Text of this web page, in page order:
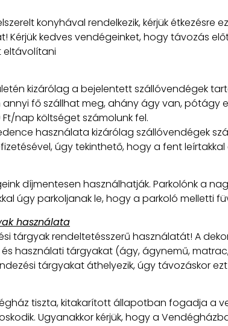
konyhával rendelkezik, kérjük
Kérjük kedves vendégeinket, hogy távozás
eltávolítani
kizárólag a bejelentett szállóvendégek
fő szállhat meg, ahány ágy van, pótágy
nap költséget számolunk fel.
használata kizárólag szállóvendégek
úgy tekinthető, hogy a fent
díjmentesen használhatják. Parkolónk a
úgy parkoljanak le, hogy a parkoló melletti
használata
tárgyak rendeltetésszerű használatát! A
használati tárgyakat (ágy, ágynemű,
tárgyakat áthelyezik, úgy távozáskor ezt
tiszta, kitakarított állapotban fogadja a
Ugyanakkor kérjük, hogy a